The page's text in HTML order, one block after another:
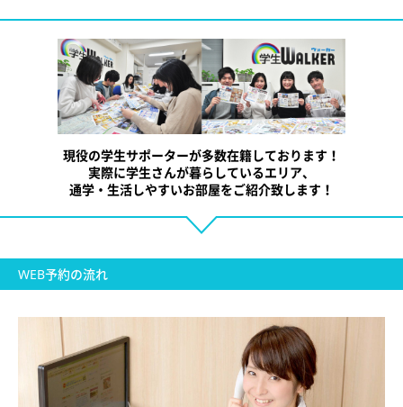
現役の学生サポーターが多数在籍しております！
実際に学生さんが暮らしているエリア、
通学・ 生活しやすいお部屋をご紹介致します！
WEB予約の流れ